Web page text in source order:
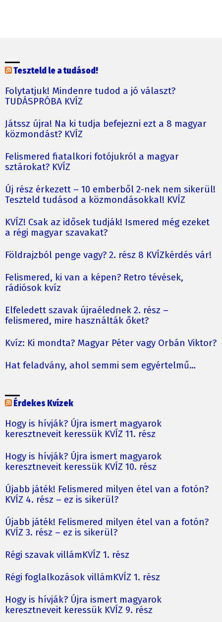
Teszteld le a tudásod!
Folytatjuk! Mindenre tudod a jó választ?
TUDÁSPRÓBA KVÍZ
Játssz újra! Na ki tudja befejezni ezt a 8 magyar
közmondást? KVÍZ
Felismered fiatalkori fotójukról a magyar
sztárokat? KVÍZ
Új rész érkezett – 10 emberből 2-nek nem sikerül!
Teszteld tudásod a közmondásokkal! KVÍZ
KVÍZ! Csak az idősek tudják! Ismered még ezeket
a régi magyar szavakat?
Földrajzból penge vagy? 2. rész 8 KVÍZkérdés vár!
Felismered, ki van a képen? Retro tévések,
rádiósok kvíz
Elfeledett szavak újraélednek 2. rész –
felismered, mire használták őket?
Kvíz: Ki mondta? Magyar Péter vagy Orbán Viktor?
Hat feladvány, ahol semmi sem egyértelmű…
Érdekes Kvízek
Hogy is hívják? Újra ismert magyarok
keresztneveit keressük KVÍZ 11. rész
Hogy is hívják? Újra ismert magyarok
keresztneveit keressük KVÍZ 10. rész
Újabb játék! Felismered milyen étel van a fotón?
KVÍZ 4. rész – ez is sikerül?
Újabb játék! Felismered milyen étel van a fotón?
KVÍZ 3. rész – ez is sikerül?
Régi szavak villámKVÍZ 1. rész
Régi foglalkozások villámKVÍZ 1. rész
Hogy is hívják? Újra ismert magyarok
keresztneveit keressük KVÍZ 9. rész